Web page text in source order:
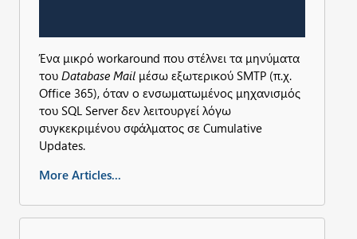
Ένα μικρό workaround που στέλνει τα μηνύματα
του Database Mail μέσω εξωτερικού SMTP (π.χ.
Office 365), όταν ο ενσωματωμένος μηχανισμός
του SQL Server δεν λειτουργεί λόγω
συγκεκριμένου σφάλματος σε Cumulative
Updates.
More Articles...